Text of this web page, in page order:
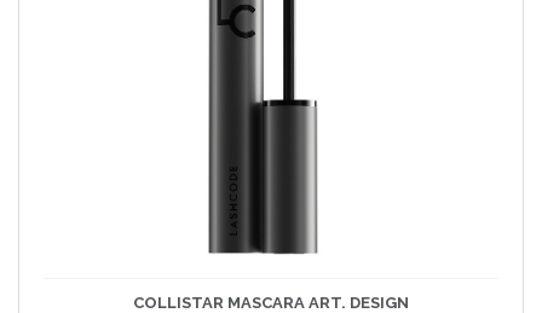
COLLISTAR MASCARA ART. DESIGN